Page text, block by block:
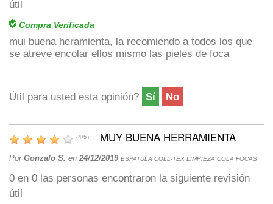
útil
Compra Verificada
mui buena heramienta, la recomiendo a todos los que
se atreve encolar ellos mismo las pieles de foca
Útil para usted esta opinión? Sí No
(4/5) MUY BUENA HERRAMIENTA
Por Gonzalo S. en 24/12/2019 ESPATULA COLL-TEX LIMPIEZA COLA FOCAS
0 en 0 las personas encontraron la siguiente revisión
útil